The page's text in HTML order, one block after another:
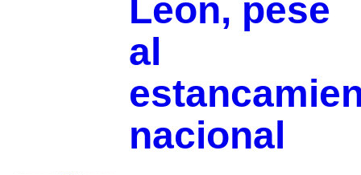
León, pese
al
nacional